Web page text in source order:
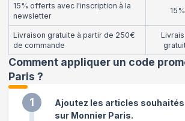
15% offerts avec l'inscription à la
newsletter
15%
Livraison gratuite à partir de 250€
de commande
Comment appliquer un code
Paris ?
1
Ajoutez les articles
sur Monnier Paris.